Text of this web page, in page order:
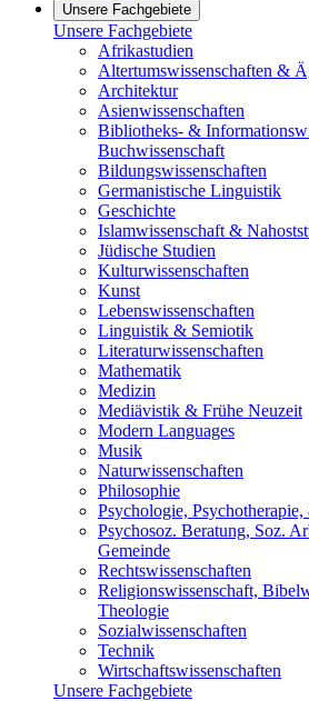
Unsere Fachgebiete
Unsere Fachgebiete
Afrikastudien
Altertumswissenschaften &
Architektur
Asienwissenschaften
Bibliotheks- &
Buchwissenschaft
Bildungswissenschaften
Germanistische Linguistik
Geschichte
Islamwissenschaft &
Jüdische Studien
Kulturwissenschaften
Kunst
Lebenswissenschaften
Linguistik & Semiotik
Literaturwissenschaften
Mathematik
Medizin
Mediävistik & Frühe Neuzeit
Modern Languages
Musik
Naturwissenschaften
Philosophie
Psychologie,
Psychosoz. Beratung, Soz.
Gemeinde
Rechtswissenschaften
Religionswissenschaft,
Theologie
Sozialwissenschaften
Technik
Wirtschaftswissenschaften
Unsere Fachgebiete